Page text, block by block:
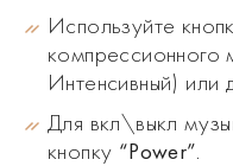
Используйте
Интенсивный) или
Для вкл\выкл
кнопку “Рower”.